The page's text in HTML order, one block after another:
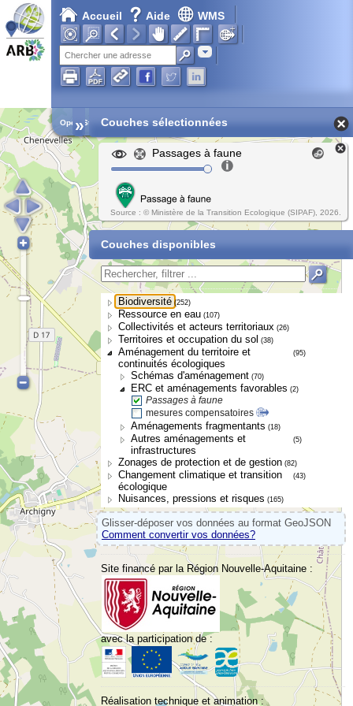
Accueil Aide WMS
Adresse
Open Street Map
» Couches sélectionnées
Passages à faune
Source : © Ministère de la Transition Ecologique (SIPAF), 2026.
Couches disponibles
Biodiversité (252)
Ressource en eau (107)
Collectivités et acteurs territoriaux (26)
Territoires et occupation du sol (38)
Aménagement du territoire et
continuités écologiques
(95)
Schémas d'aménagement (70)
ERC et aménagements favorables (2)
Passages à faune
mesures compensatoires
Aménagements fragmentants (18)
Autres aménagements et
infrastructures
(5)
Zonages de protection et de gestion (82)
Changement climatique et transition
écologique
(43)
Nuisances, pressions et risques (165)
Glisser-déposer vos données au format GeoJSON
Comment convertir vos données?
Site financé par la Région Nouvelle-Aquitaine :
avec la participation de :
Réalisation technique et animation :